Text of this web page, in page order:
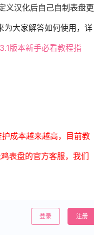
义汉化后自己自制表盘更
为大家解答如何使用，详
版本新手必看教程指
成本越来越高，目前教
表盘的官方客服，我们
登录 注册